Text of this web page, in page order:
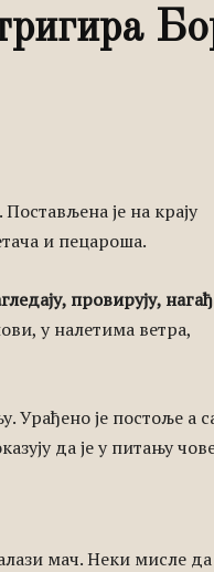
. Постављена је на крају
и пецароша.
провирују,
у налетима ветра,
Урађено је постоље а
да је у питању
мач. Неки мисле да